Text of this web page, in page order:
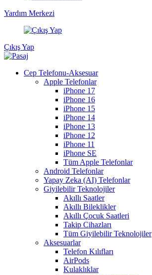
Yardım Merkezi
Çıkış Yap
Cep Telefonu-Aksesuar
Apple Telefonlar
iPhone 17
iPhone 16
iPhone 15
iPhone 14
iPhone 13
iPhone 12
iPhone 11
iPhone SE
Tüm Apple Telefonlar
Android Telefonlar
Yapay Zeka (AI) Telefonlar
Giyilebilir Teknolojiler
Akıllı Saatler
Akıllı Bileklikler
Akıllı Çocuk Saatleri
Takip Cihazları
Tüm Giyilebilir Teknolojiler
Aksesuarlar
Telefon Kılıfları
AirPods
Kulaklıklar